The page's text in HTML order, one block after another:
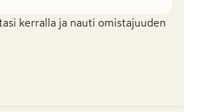
kerralla ja nauti omistajuuden